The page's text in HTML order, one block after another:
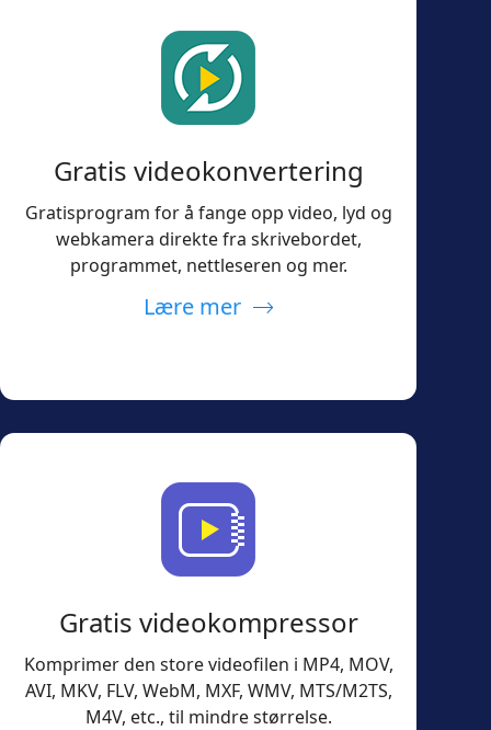
Gratis videokonvertering
Gratisprogram for å fange opp video, lyd og
webkamera direkte fra skrivebordet,
programmet, nettleseren og mer.
Lære mer
Gratis videokompressor
Komprimer den store videofilen i MP4, MOV,
AVI, MKV, FLV, WebM, MXF, WMV, MTS/M2TS,
M4V, etc., til mindre størrelse.